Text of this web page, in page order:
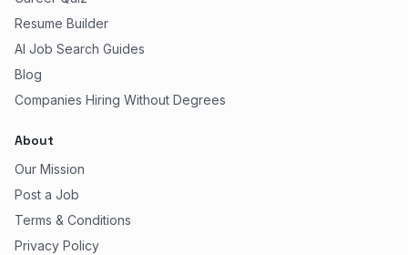
Resume Builder
AI Job Search Guides
Blog
Companies Hiring Without Degrees
About
Our Mission
Post a Job
Terms & Conditions
Privacy Policy